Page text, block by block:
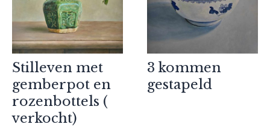
Stilleven met
gemberpot en
rozenbottels (
verkocht)
3 kommen
gestapeld